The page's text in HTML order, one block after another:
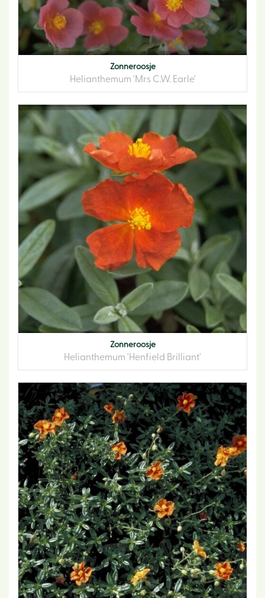
Zonneroosje
Helianthemum 'Mrs C.W. Earle'
Zonneroosje
Helianthemum 'Henfield Brilliant'